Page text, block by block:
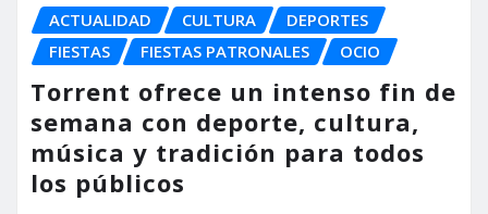
ACTUALIDAD CULTURA
DEPORTES
FIESTAS
FIESTAS PATRONALES OCIO
Torrent ofrece un intenso fin de
semana con deporte, cultura,
música y tradición para todos
los públicos